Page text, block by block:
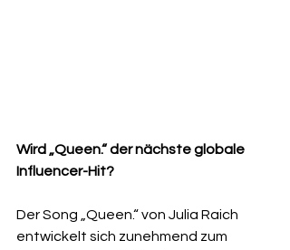
Wird „Queen.“ der nächste globale
Influencer-Hit?
Der Song „Queen.“ von Julia Raich
entwickelt sich zunehmend zum